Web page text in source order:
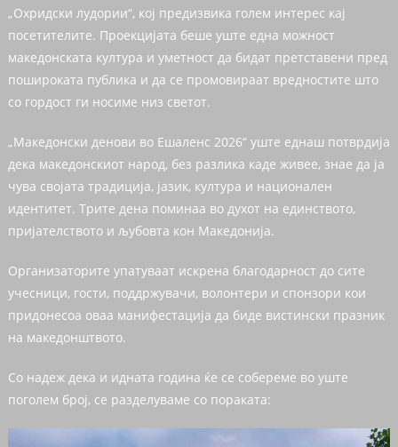
„Охридски лудории“, кој предизвика голем интерес кај
посетителите. Проекцијата беше уште една можност
македонската култура и уметност да бидат претставени пред
пошироката публика и да се промовираат вредностите што
со гордост ги носиме низ светот.
„Македонски денови во Ешаленс 2026“ уште еднаш потврдија
дека македонскиот народ, без разлика каде живее, знае да ја
чува својата традиција, јазик, култура и национален
идентитет. Трите дена поминаа во духот на единството,
пријателството и љубовта кон Македонија.
Организаторите упатуваат искрена благодарност до сите
учесници, гости, поддржувачи, волонтери и спонзори кои
придонесоа оваа манифестација да биде вистински празник
на македонштвото.
Со надеж дека и идната година ќе се собереме во уште
поголем број, се разделуваме со пораката: